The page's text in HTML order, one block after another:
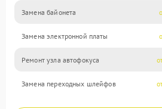
Замена байонета
Замена электронной платы
Ремонт узла автофокуса
Замена переходных шлейфов